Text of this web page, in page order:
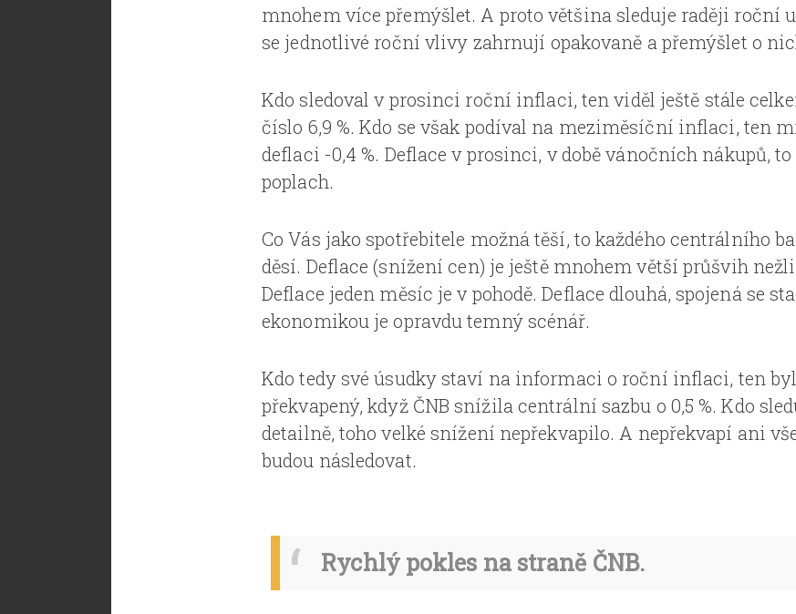
mnohem více přemýšlet. A proto většina sleduje raději roční
se jednotlivé roční vlivy zahrnují opakovaně a přemýšlet o
Kdo sledoval v prosinci roční inflaci, ten viděl ještě stále
číslo 6,9 %. Kdo se však podíval na meziměsíční inflaci, ten
deflaci -0,4 %. Deflace v prosinci, v době vánočních nákupů,
poplach.
Co Vás jako spotřebitele možná těší, to každého centrálního
děsí. Deflace (snížení cen) je ještě mnohem větší průšvih
Deflace jeden měsíc je v pohodě. Deflace dlouhá, spojená se
ekonomikou je opravdu temný scénář.
Kdo tedy své úsudky staví na informaci o roční inflaci, ten
překvapený, když ČNB snížila centrální sazbu o 0,5 %. Kdo
detailně, toho velké snížení nepřekvapilo. A nepřekvapí ani
budou následovat.
Rychlý pokles na straně ČNB.